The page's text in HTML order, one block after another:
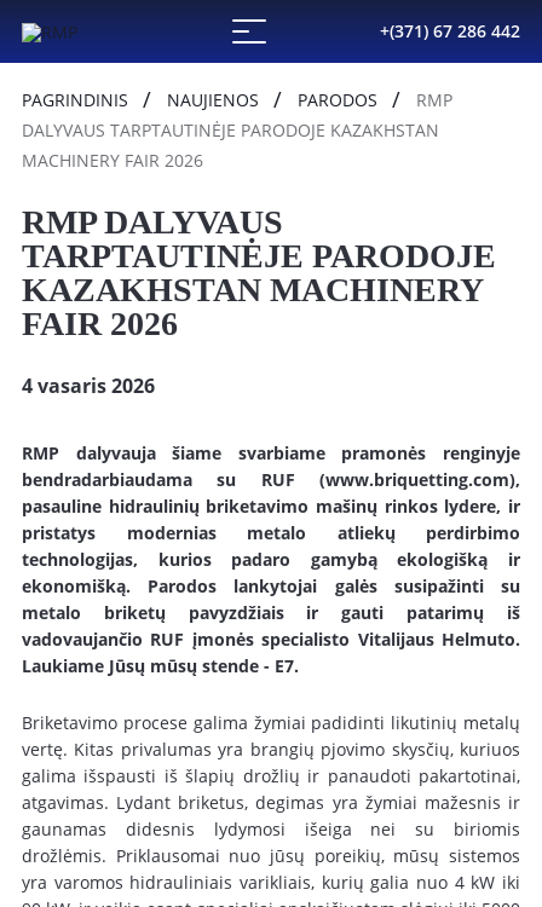
+(371) 67 286 442
PAGRINDINIS NAUJIENOS PARODOS
RMP
DALYVAUS TARPTAUTINĖJE PARODOJE KAZAKHSTAN
MACHINERY FAIR 2026
RMP DALYVAUS
TARPTAUTINĖJE PARODOJE
KAZAKHSTAN MACHINERY
FAIR 2026
4 vasaris 2026
RMP dalyvauja šiame svarbiame pramonės renginyje
bendradarbiaudama su RUF (www.briquetting.com),
pasauline hidraulinių briketavimo mašinų rinkos lydere, ir
pristatys modernias metalo atliekų perdirbimo
technologijas, kurios padaro gamybą ekologišką ir
ekonomišką. Parodos lankytojai galės susipažinti su
metalo briketų pavyzdžiais ir gauti patarimų iš
vadovaujančio RUF įmonės specialisto Vitalijaus Helmuto.
Laukiame Jūsų mūsų stende - E7.
Briketavimo procese galima žymiai padidinti likutinių metalų
vertę. Kitas privalumas yra brangių pjovimo skysčių, kuriuos
galima išspausti iš šlapių drožlių ir panaudoti pakartotinai,
atgavimas. Lydant briketus, degimas yra žymiai mažesnis ir
gaunamas didesnis lydymosi išeiga nei su biriomis
drožlėmis. Priklausomai nuo jūsų poreikių, mūsų sistemos
yra varomos hidrauliniais varikliais, kurių galia nuo 4 kW iki